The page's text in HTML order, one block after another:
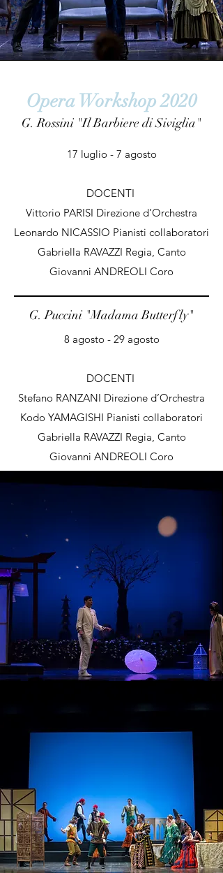
Opera Workshop 2020
G. Rossini "Il Barbiere di Siviglia"
17 luglio - 7 agosto
DOCENTI
Vittorio PARISI Direzione d’Orchestra
Leonardo NICASSIO Pianisti collaboratori
Gabriella RAVAZZI Regia, Canto
Giovanni ANDREOLI Coro
G. Puccini "Madama Butterfly"
8 agosto - 29 agosto
DOCENTI
Stefano RANZANI Direzione d’Orchestra
Kodo YAMAGISHI Pianisti collaboratori
Gabriella RAVAZZI Regia, Canto
Giovanni ANDREOLI Coro